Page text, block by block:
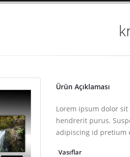
Ürün Açıklaması
Lorem ipsum dolor
hendrerit purus.
adipiscing id pretium
Vasıflar